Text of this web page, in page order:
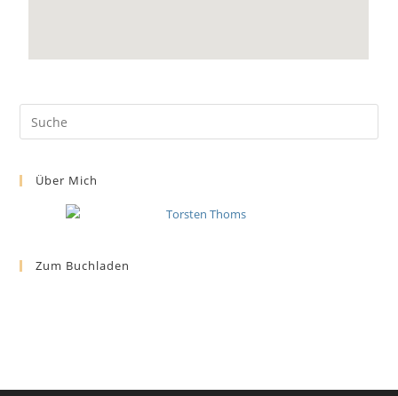
Über Mich
Zum Buchladen